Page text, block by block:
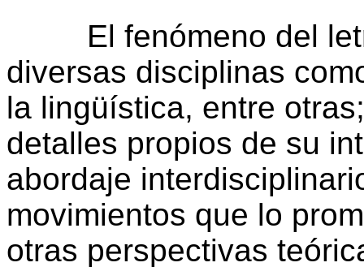
El fenómeno del
diversas disciplinas
la lingüística, entre
detalles propios de su
abordaje
movimientos que lo
otras perspectivas